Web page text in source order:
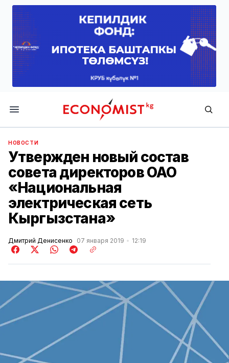
Economist.kg
НОВОСТИ
Утвержден новый состав
совета директоров ОАО
«Национальная
электрическая сеть
Кыргызстана»
Дмитрий Денисенко 07 января 2019 12:19